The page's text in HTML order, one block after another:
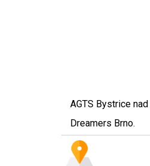
AGTS Bystrice
Dreamers Brno.